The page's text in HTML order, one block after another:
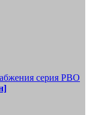
серия РВО